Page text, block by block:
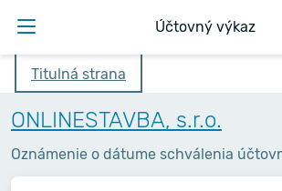
Účtovný výkaz
Titulná strana
ONLINESTAVBA, s.r.o.
Oznámenie o dátume schválenia